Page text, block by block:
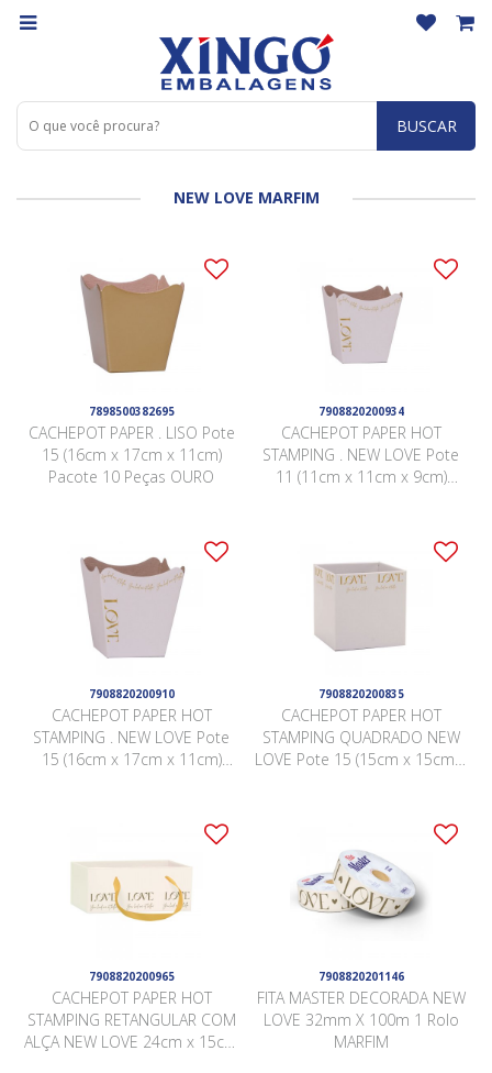
BUSCAR
NEW LOVE MARFIM
7898500382695
CACHEPOT PAPER . LISO Pote
15 (16cm x 17cm x 11cm)
Pacote 10 Peças OURO
7908820200934
CACHEPOT PAPER HOT
STAMPING . NEW LOVE Pote
11 (11cm x 11cm x 9cm)
7908820200910
CACHEPOT PAPER HOT
STAMPING . NEW LOVE Pote
15 (16cm x 17cm x 11cm)
7908820200835
CACHEPOT PAPER HOT
STAMPING QUADRADO NEW
LOVE Pote 15 (15cm x 15cm x
7908820200965
CACHEPOT PAPER HOT
STAMPING RETANGULAR COM
ALÇA NEW LOVE 24cm x 15cm
7908820201146
FITA MASTER DECORADA NEW
LOVE 32mm X 100m 1 Rolo
MARFIM